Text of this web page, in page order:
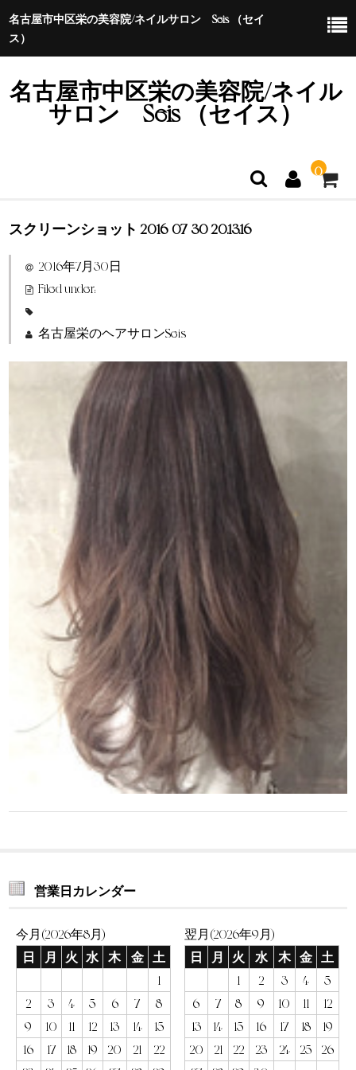
名古屋市中区栄の美容院/ネイルサロン Seis （セイ
ス）
名古屋市中区栄の美容院/ネイル
サロン Seis （セイス）
0
ホーム
特定商取引法に基づく表示
スクリーンショット 2016-07-30 20.13.16
2016年7月30日
Filed under:
名古屋栄のヘアサロンSeis
営業日カレンダー
今月(2026年8月)
日
月 火 水 木 金
土
1
2
3 4 5 6 7
8
9
10 11 12 13 14
15
16
17 18 19 20 21
22
翌月(2026年9月)
日
月 火 水 木 金
土
1
2 3 4
5
6
7 8 9 10 11
12
13
14 15 16 17 18
19
20
21 22 23 24 25
26